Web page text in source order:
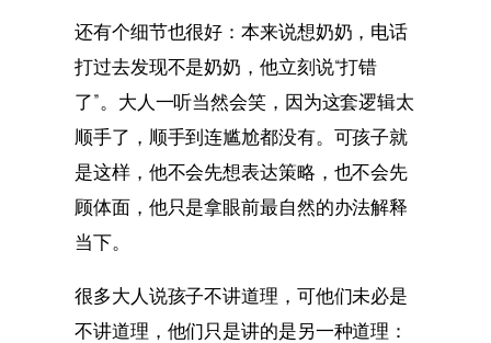
还有个细节也很好：本来说想奶奶，电话
打过去发现不是奶奶，他立刻说“打错
了”。大人一听当然会笑，因为这套逻辑太
顺手了，顺手到连尴尬都没有。可孩子就
是这样，他不会先想表达策略，也不会先
顾体面，他只是拿眼前最自然的办法解释
当下。
很多大人说孩子不讲道理，可他们未必是
不讲道理，他们只是讲的是另一种道理：